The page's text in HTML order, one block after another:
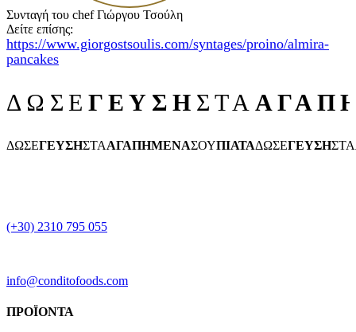
Συνταγή του chef Γιώργου Τσούλη
Δείτε επίσης:
https://www.giorgostsoulis.com/syntages/proino/almira-
pancakes
ΔΩΣΕ ΓΕΥΣΗ ΣΤΑ
ΔΩΣΕΓΕΥΣΗΣΤΑΑΓΑΠΗΜΕΝΑΣΟΥΠΙΑΤΑΔΩΣΕΓΕΥΣΗΣΤΑ
(+30) 2310 795 055
info@conditofoods.com
ΠΡΟΪΟΝΤΑ